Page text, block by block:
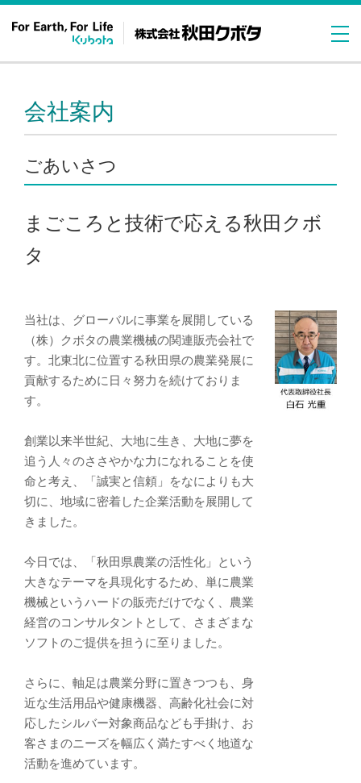
会社案内
ごあいさつ
まごころと技術で応える秋田クボ
タ
当社は、グローバルに事業を展開している
（株）クボタの農業機械の関連販売会社で
す。北東北に位置する秋田県の農業発展に
貢献するために日々努力を続けておりま
す。
創業以来半世紀、大地に生き、大地に夢を
追う人々のささやかな力になれることを使
命と考え、「誠実と信頼」をなによりも大
切に、地域に密着した企業活動を展開して
きました。
今日では、「秋田県農業の活性化」という
大きなテーマを具現化するため、単に農業
機械というハードの販売だけでなく、農業
経営のコンサルタントとして、さまざまな
ソフトのご提供を担うに至りました。
さらに、軸足は農業分野に置きつつも、身
近な生活用品や健康機器、高齢化社会に対
応したシルバー対象商品なども手掛け、お
客さまのニーズを幅広く満たすべく地道な
活動を進めています。